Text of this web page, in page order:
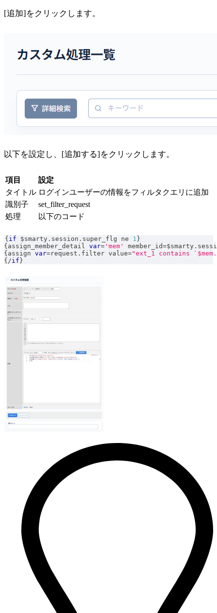
[追加]をクリックします。
以下を設定し、[追加する]をクリックします。
項目
設定
タイトル ログインユーザーの情報をフィルタクエリに追加
識別子
set_filter_request
処理
以下のコード
{if $smarty . session . super_flg ne 1 }
{assign_member_detail var= 'mem' member_id=$smarty .
{assign var=request . filter value="ext_1 contains
{ /if}